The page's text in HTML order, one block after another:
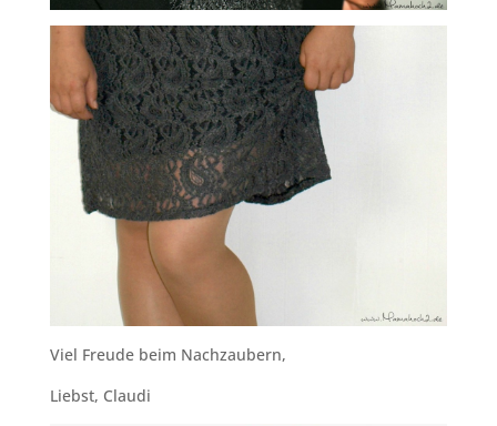
Viel Freude beim Nachzaubern,
Liebst, Claudi